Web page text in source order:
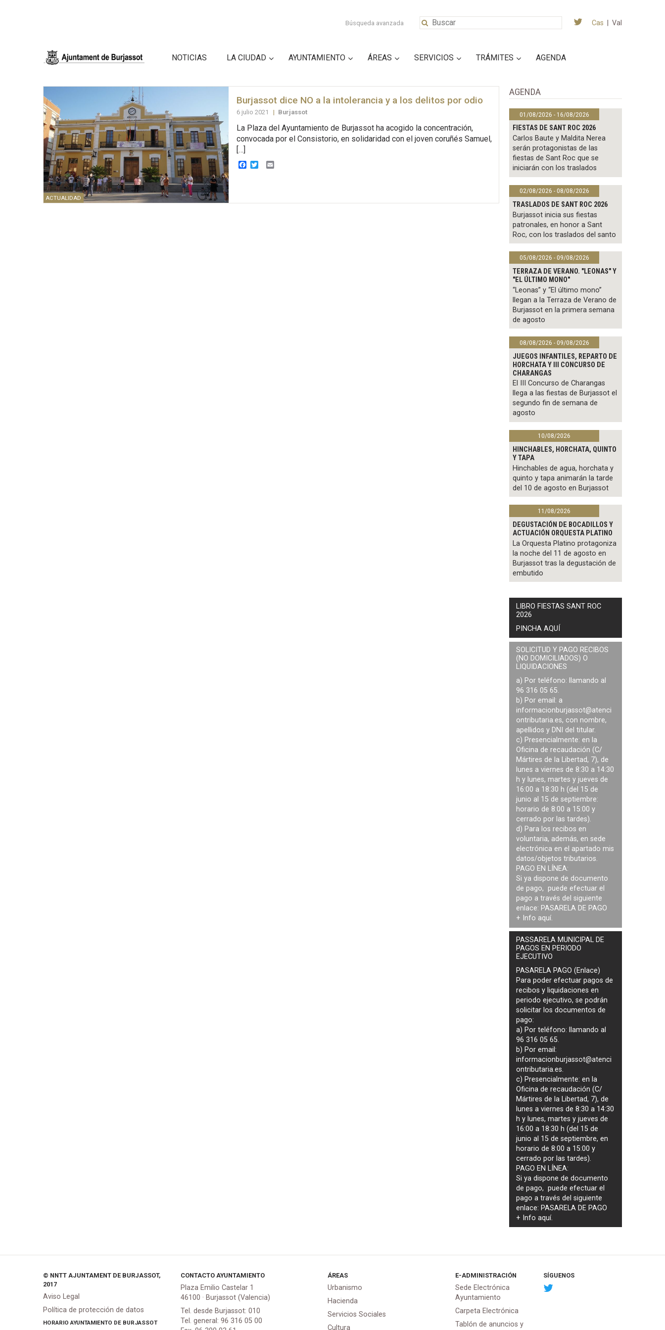
Búsqueda avanzada Cas Val
NOTICIAS LA CIUDAD AYUNTAMIENTO ÁREAS SERVICIOS TRÁMITES AGENDA
ACTUALIDAD
Burjassot dice NO a la intolerancia y a los delitos por odio
6 julio 2021 | Burjassot
La Plaza del Ayuntamiento de Burjassot ha acogido la concentración,
convocada por el Consistorio, en solidaridad con el joven coruñés Samuel,
[…]
Facebook
TwitterEmail
AGENDA
01/08/2026 - 16/08/2026
FIESTAS DE SANT ROC 2026
Carlos Baute y Maldita Nerea
serán protagonistas de las
fiestas de Sant Roc que se
iniciarán con los traslados
02/08/2026 - 08/08/2026
TRASLADOS DE SANT ROC 2026
Burjassot inicia sus fiestas
patronales, en honor a Sant
Roc, con los traslados del santo
05/08/2026 - 09/08/2026
TERRAZA DE VERANO. "LEONAS" Y
"EL ÚLTIMO MONO"
“Leonas” y “El último mono”
llegan a la Terraza de Verano de
Burjassot en la primera semana
de agosto
08/08/2026 - 09/08/2026
JUEGOS INFANTILES, REPARTO DE
HORCHATA Y III CONCURSO DE
CHARANGAS
El III Concurso de Charangas
llega a las fiestas de Burjassot el
segundo fin de semana de
agosto
10/08/2026
HINCHABLES, HORCHATA, QUINTO
Y TAPA
Hinchables de agua, horchata y
quinto y tapa animarán la tarde
del 10 de agosto en Burjassot
11/08/2026
DEGUSTACIÓN DE BOCADILLOS Y
ACTUACIÓN ORQUESTA PLATINO
La Orquesta Platino protagoniza
la noche del 11 de agosto en
Burjassot tras la degustación de
embutido
LIBRO FIESTAS SANT ROC
2026
PINCHA AQUÍ
SOLICITUD Y PAGO RECIBOS
(NO DOMICILIADOS) O
LIQUIDACIONES
a) Por teléfono: llamando al
96 316 05 65.
b) Por email: a
informacionburjassot@atenci
ontributaria.es, con nombre,
apellidos y DNI del titular.
c) Presencialmente: en la
Oficina de recaudación (C/
Mártires de la Libertad, 7), de
lunes a viernes de 8:30 a 14:30
h y lunes, martes y jueves de
16:00 a 18:30 h (del 15 de
junio al 15 de septiembre:
horario de 8:00 a 15:00 y
cerrado por las tardes).
d) Para los recibos en
voluntaria, además, en sede
electrónica en el apartado mis
datos/objetos tributarios.
PAGO EN LÍNEA:
Si ya dispone de documento
de pago, puede efectuar el
pago a través del siguiente
enlace: PASARELA DE PAGO
+ Info aquí.
PASSARELA MUNICIPAL DE
PAGOS EN PERIODO
EJECUTIVO
PASARELA PAGO (Enlace)
Para poder efectuar pagos de
recibos y liquidaciones en
periodo ejecutivo, se podrán
solicitar los documentos de
pago:
a) Por teléfono: llamando al
96 316 05 65.
b) Por email:
informacionburjassot@atenci
ontributaria.es.
c) Presencialmente: en la
Oficina de recaudación (C/
Mártires de la Libertad, 7), de
lunes a viernes de 8:30 a 14:30
h y lunes, martes y jueves de
16:00 a 18:30 h (del 15 de
junio al 15 de septiembre, en
horario de 8:00 a 15:00 y
cerrado por las tardes).
PAGO EN LÍNEA:
Si ya dispone de documento
de pago, puede efectuar el
pago a través del siguiente
enlace: PASARELA DE PAGO
+ Infoaquí.
© NNTT AJUNTAMENT DE BURJASSOT,
2017
Aviso Legal
Política de protección de datos
HORARIO AYUNTAMIENTO DE BURJASSOT
CONTACTO AYUNTAMIENTO
Plaza Emilio Castelar 1
46100 · Burjassot (Valencia)
Tel. desde Burjassot: 010
Tel. general: 96 316 05 00
ÁREAS
Urbanismo
Hacienda
Servicios Sociales
Cultura
E-ADMINISTRACIÓN
Sede Electrónica
Ayuntamiento
Carpeta Electrónica
Tablón de anuncios y
SÍGUENOS